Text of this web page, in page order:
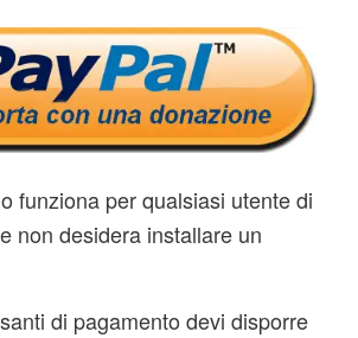
funziona per qualsiasi utente di
non desidera installare un
di pagamento devi disporre